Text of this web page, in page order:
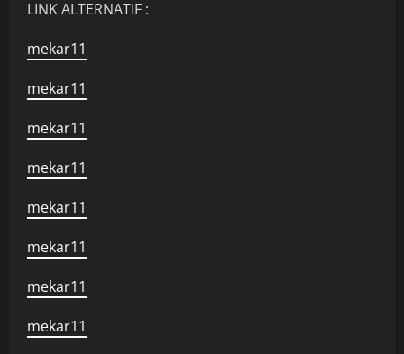
LINK ALTERNATIF :
mekar11
mekar11
mekar11
mekar11
mekar11
mekar11
mekar11
mekar11